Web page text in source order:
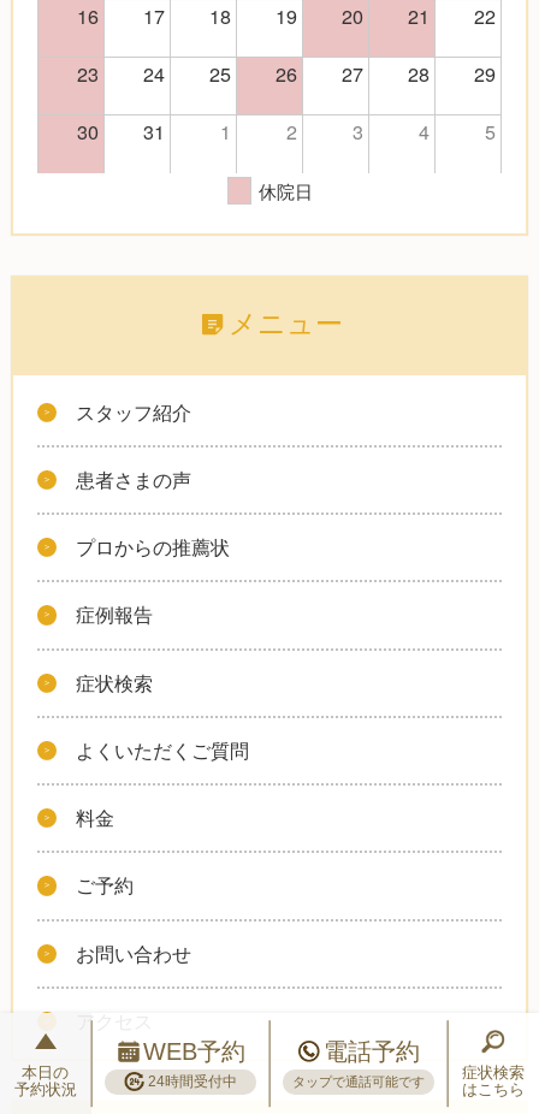
16
17 18 19 20 21
22
23
24 25 26 27 28
29
30
31 1 2 3 4 5
休院日
メニュー
スタッフ紹介
患者さまの声
プロからの推薦状
症例報告
症状検索
よくいただくご質問
料金
ご予約
お問い合わせ
アクセス
本日の
予約状況
WEB予約
24時間受付中
電話予約
タップで通話可能です
症状検索
はこちら